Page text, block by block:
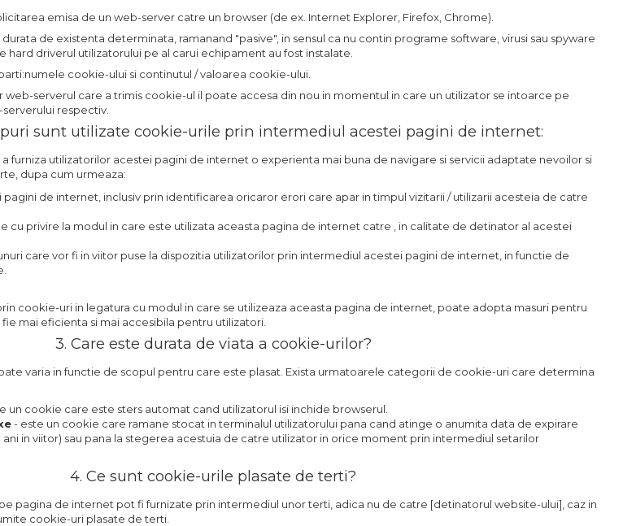
emisa de un web-server catre un browser (de ex. Internet Explorer, Firefox, Chrome).
de existenta determinata, ramanand "pasive", in sensul ca nu contin programe software, virusi sau spyware
hard driverul utilizatorului pe al carui echipament au fost instalate.
cookie-ului si continutul / valoarea cookie-ului.
serverul care a trimis cookie-ul il poate accesa din nou in momentul in care un utilizator se intoarce pe
respectiv.
sunt utilizate cookie-urile prin intermediul acestei pagini de internet:
furniza utilizatorilor acestei pagini de internet o experienta mai buna de navigare si servicii adaptate nevoilor si
dupa cum urmeaza:
de internet, inclusiv prin identificarea oricaror erori care apar in timpul vizitarii / utilizarii acesteia de catre
cu privire la modul in care este utilizata aceasta pagina de internet catre , in calitate de detinator al acestei
care vor fi in viitor puse la dispozitia utilizatorilor prin intermediul acestei pagini de internet, in functie de
cookie-uri in legatura cu modul in care se utilizeaza aceasta pagina de internet, poate adopta masuri pentru
mai eficienta si mai accesibila pentru utilizatori.
3. Care este durata de viata a cookie-urilor?
varia in functie de scopul pentru care este plasat. Exista urmatoarele categorii de cookie-uri care determina
un cookie care este sters automat cand utilizatorul isi inchide browserul.
- este un cookie care ramane stocat in terminalul utilizatorului pana cand atinge o anumita data de expirare
ani in viitor) sau pana la stegerea acestuia de catre utilizator in orice moment prin intermediul setarilor
4. Ce sunt cookie-urile plasate de terti?
pagina de internet pot fi furnizate prin intermediul unor terti, adica nu de catre [detinatorul website-ului], caz in
cookie-uri plasate de terti.